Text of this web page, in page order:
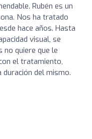
Rubén es un
Nos ha tratado
hace años. Hasta
visual, se
no quiere que le
el tratamiento,
del mismo.